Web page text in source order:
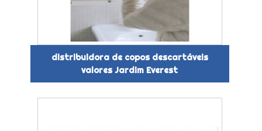
distribuidora de copos descartáveis
valores Jardim Everest